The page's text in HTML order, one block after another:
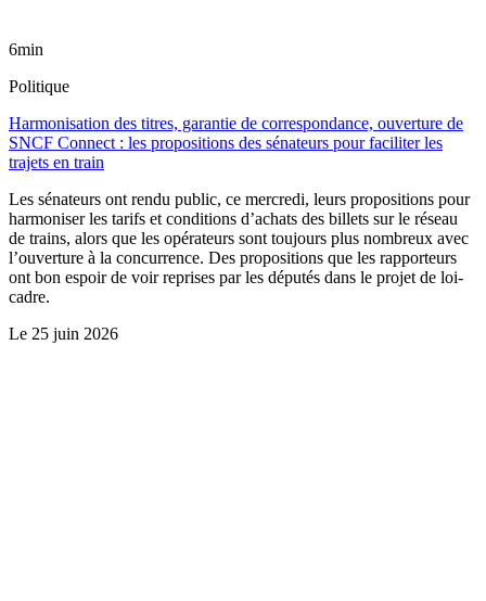
6min
Politique
Harmonisation des titres, garantie de correspondance, ouverture de
SNCF Connect : les propositions des sénateurs pour faciliter les
trajets en train
Les sénateurs ont rendu public, ce mercredi, leurs propositions pour
harmoniser les tarifs et conditions d’achats des billets sur le réseau
de trains, alors que les opérateurs sont toujours plus nombreux avec
l’ouverture à la concurrence. Des propositions que les rapporteurs
ont bon espoir de voir reprises par les députés dans le projet de loi-
cadre.
Le 25 juin 2026